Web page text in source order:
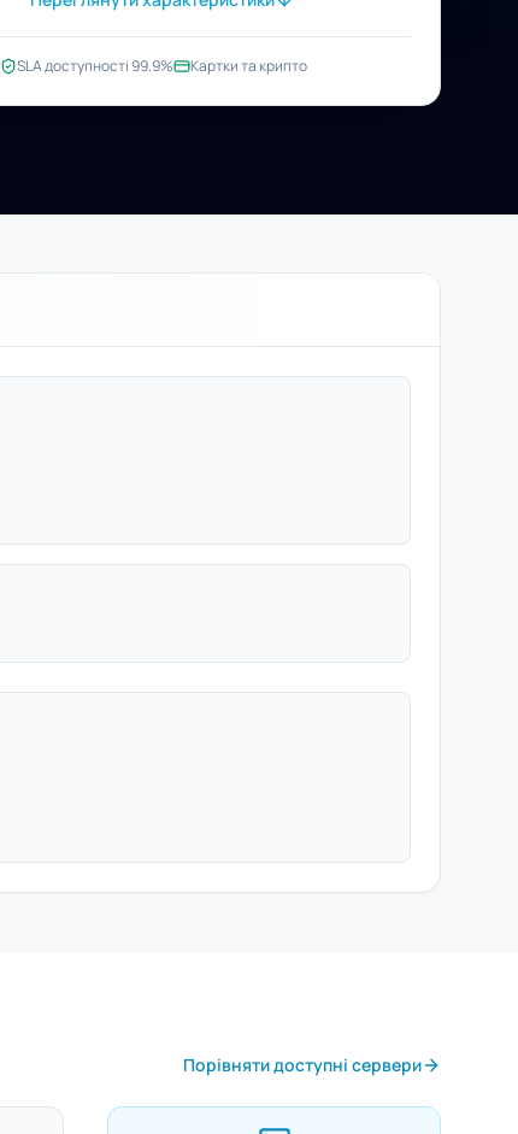
SLA доступності 99.9% Картки та крипто
Порівняти доступні сервери